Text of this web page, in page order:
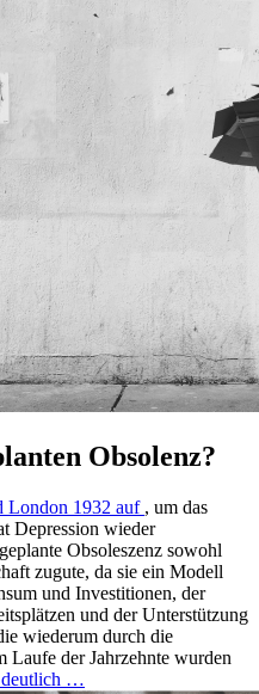
Obsolenz?
London 1932 auf , um das
Depression wieder
Obsoleszenz sowohl
zugute, da sie ein Modell
und Investitionen, der
und der Unterstützung
wiederum durch die
Laufe der Jahrzehnte wurden
deutlich …